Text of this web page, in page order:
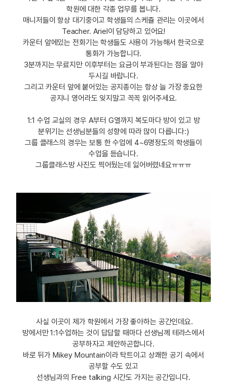
학원에 대한 각종 업무를 봅니다.
매니저들이 항상 대기중이고 학생들의 스케쥴 관리는 이곳에서
Teacher. Ariel이 담당하고 있어요!
카운터 앞에있는 전화기는 학생들도 사용이 가능해서 한국으로
통화가 가능합니다.
3분까지는 무료지만 이후부터는 요금이 부과된다는 점을 알아
두시길 바랍니다.
그리고 카운터 앞에 붙어있는 공지종이는 항상 늘 가장 중요한
공지니 영어라도 잊지말고 꼭꼭 읽어주세요.
1:1 수업 교실의 경우 A부터 G열까지 복도마다 방이 있고 방
분위기는 선생님분들의 성향에 따라 많이 다릅니다:)
그룹 클래스의 경우는 보통 한 수업에 4~6명정도의 학생들이
수업을 듣습니다.
그룹클래스방 사진도 찍어뒀는데 잃어버렸네요ㅠㅠㅠ
사실 이곳이 제가 학원에서 가장 좋아하는 공간인데요.
방에서만 1:1수업하는 것이 답답할 때마다 선생님께 테라스에서
공부하자고 제안하곤합니다.
바로 뒤가 Mikey Mountain이라 탁트이고 상쾌한 공기 속에서
공부할 수도 있고
선생님과의 Free talking 시간도 가지는 공간입니다.